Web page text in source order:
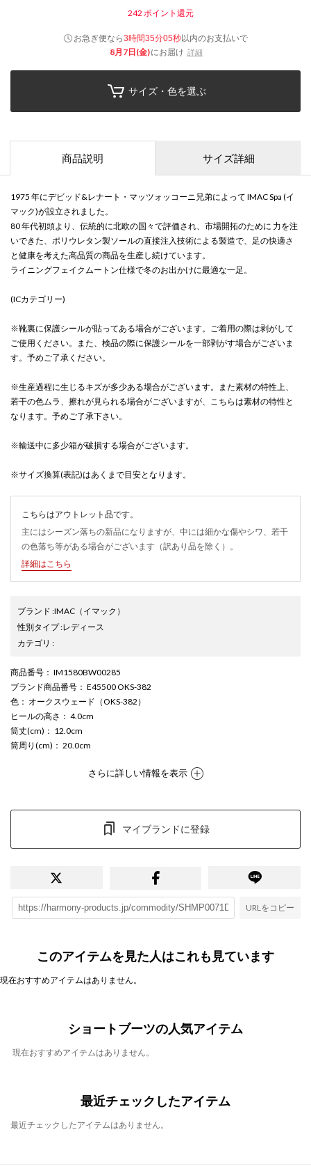
242 ポイント還元
お急ぎ便なら3時間35分04秒以内のお支払いで
8月7日(金)にお届け 詳細
サイズ・色を選ぶ
商品説明 サイズ詳細
1975 年にデビッド&レナート・マッツォッコーニ兄弟によって IMAC Spa (イ
マック)が設立されました。
80 年代初頭より、伝統的に北欧の国々で評価され、市場開拓のために 力を注
いできた、ポリウレタン製ソールの直接注入技術による製造で、足の快適さ
と健康を考えた高品質の商品を生産し続けています。
ライニングフェイクムートン仕様で冬のお出かけに最適な一足。
(ICカテゴリー)
※靴裏に保護シールが貼ってある場合がございます。ご着用の際は剥がして
ご使用ください。また、検品の際に保護シールを一部剥がす場合がございま
す。予めご了承ください。
※生産過程に生じるキズが多少ある場合がございます。また素材の特性上、
若干の色ムラ、擦れが見られる場合がございますが、こちらは素材の特性と
なります。予めご了承下さい。
※輸送中に多少箱が破損する場合がございます。
※サイズ換算(表記)はあくまで目安となります。
こちらはアウトレット品です。
主にはシーズン落ちの新品になりますが、中には細かな傷やシワ、若干
の色落ち等がある場合がございます（訳あり品を除く）。
詳細はこちら
ブランド :IMAC （イマック）
性別タイプ:レディース
カテゴリ :
商品番号 ： IM1580BW00285
ブランド商品番号 ： E45500 OKS-382
色 ： オークスウェード（OKS-382）
ヒールの高さ ： 4.0cm
筒丈(cm) ： 12.0cm
筒周り(cm) ： 20.0cm
さらに詳しい情報を表示
マイブランドに登録
URLをコピー
このアイテムを見た人はこれも見ています
現在おすすめアイテムはありません。
ショートブーツの人気アイテム
現在おすすめアイテムはありません。
最近チェックしたアイテム
最近チェックしたアイテムはありません。